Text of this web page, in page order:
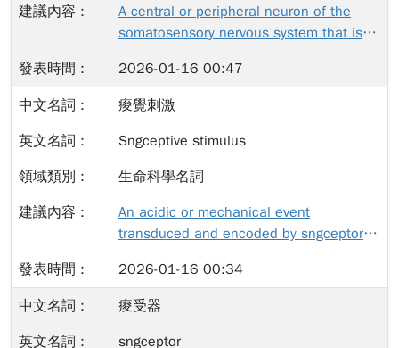
A central or peripheral neuron of the
somatosensory nervous system that is
能編碼痠刺激之周邊或中樞體感神經元。
2026-01-16 00:47
痠覺刺激
Sngceptive stimulus
生命科學名詞
An acidic or mechanical event
transduced and encoded by sngceptors.
2026-01-16 00:34
痠受器
sngceptor